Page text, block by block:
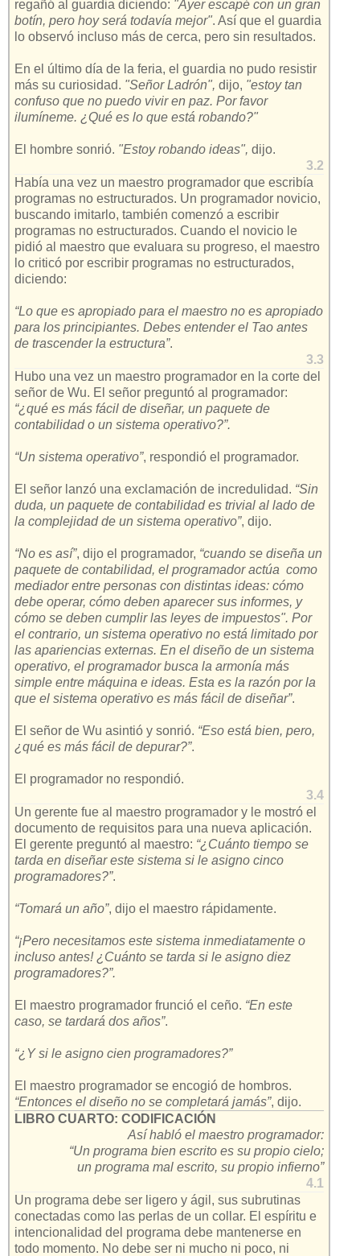
regañó al guardia diciendo: "Ayer escapé con un gran
botín, pero hoy será todavía mejor". Así que el guardia
lo observó incluso más de cerca, pero sin resultados.
En el último día de la feria, el guardia no pudo resistir
más su curiosidad. "Señor Ladrón", dijo, "estoy tan
confuso que no puedo vivir en paz. Por favor
ilumíneme. ¿Qué es lo que está robando?"
El hombre sonrió. "Estoy robando ideas", dijo.
3.2
Había una vez un maestro programador que escribía
programas no estructurados. Un programador novicio,
buscando imitarlo, también comenzó a escribir
programas no estructurados. Cuando el novicio le
pidió al maestro que evaluara su progreso, el maestro
lo criticó por escribir programas no estructurados,
diciendo:
“Lo que es apropiado para el maestro no es apropiado
para los principiantes. Debes entender el Tao antes
de trascender la estructura”.
3.3
Hubo una vez un maestro programador en la corte del
señor de Wu. El señor preguntó al programador:
“¿qué es más fácil de diseñar, un paquete de
contabilidad o un sistema operativo?”.
“Un sistema operativo”, respondió el programador.
El señor lanzó una exclamación de incredulidad. “Sin
duda, un paquete de contabilidad es trivial al lado de
la complejidad de un sistema operativo”, dijo.
“No es así”, dijo el programador, “cuando se diseña un
paquete de contabilidad, el programador actúa como
mediador entre personas con distintas ideas: cómo
debe operar, cómo deben aparecer sus informes, y
cómo se deben cumplir las leyes de impuestos". Por
el contrario, un sistema operativo no está limitado por
las apariencias externas. En el diseño de un sistema
operativo, el programador busca la armonía más
simple entre máquina e ideas. Esta es la razón por la
que el sistema operativo es más fácil de diseñar”.
El señor de Wu asintió y sonrió. “Eso está bien, pero,
¿qué es más fácil de depurar?”.
El programador no respondió.
3.4
Un gerente fue al maestro programador y le mostró el
documento de requisitos para una nueva aplicación.
El gerente preguntó al maestro: “¿Cuánto tiempo se
tarda en diseñar este sistema si le asigno cinco
programadores?”.
“Tomará un año”, dijo el maestro rápidamente.
“¡Pero necesitamos este sistema inmediatamente o
incluso antes! ¿Cuánto se tarda si le asigno diez
programadores?”.
El maestro programador frunció el ceño. “En este
caso, se tardará dos años”.
“¿Y si le asigno cien programadores?”
El maestro programador se encogió de hombros.
“Entonces el diseño no se completará jamás”, dijo.
LIBRO CUARTO: CODIFICACIÓN
Así habló el maestro programador:
“Un programa bien escrito es su propio cielo;
un programa mal escrito, su propio infierno”
4.1
Un programa debe ser ligero y ágil, sus subrutinas
conectadas como las perlas de un collar. El espíritu e
intencionalidad del programa debe mantenerse en
todo momento. No debe ser ni mucho ni poco, ni